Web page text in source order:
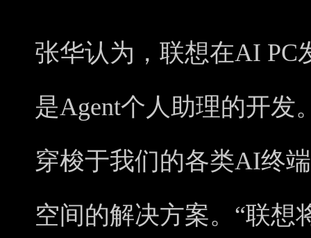
张华认为，联想在AI PC
是Agent个人助理的开发
穿梭于我们的各类AI终
空间的解决方案。“联想